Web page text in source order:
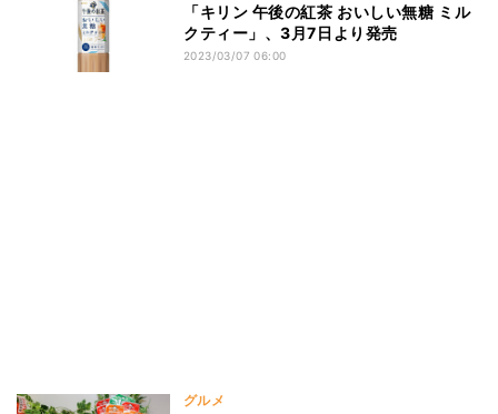
「キリン 午後の紅茶 おいしい無糖 ミル
クティー」、3月7日より発売
2023/03/07 06:00
グルメ